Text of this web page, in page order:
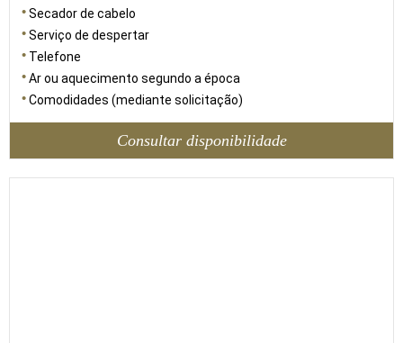
Secador de cabelo
Serviço de despertar
Telefone
Ar ou aquecimento segundo a época
Comodidades (mediante solicitação)
Consultar disponibilidade